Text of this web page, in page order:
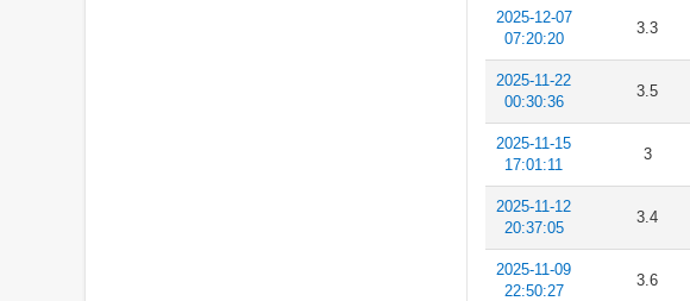
2025-12-07
07:20:20
3.3
2025-11-22
00:30:36
3.5
2025-11-15
17:01:11
3
2025-11-12
20:37:05
3.4
2025-11-09
22:50:27
3.6